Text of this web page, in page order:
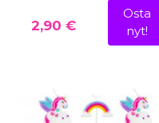
2,90 €
Osta
nyt!